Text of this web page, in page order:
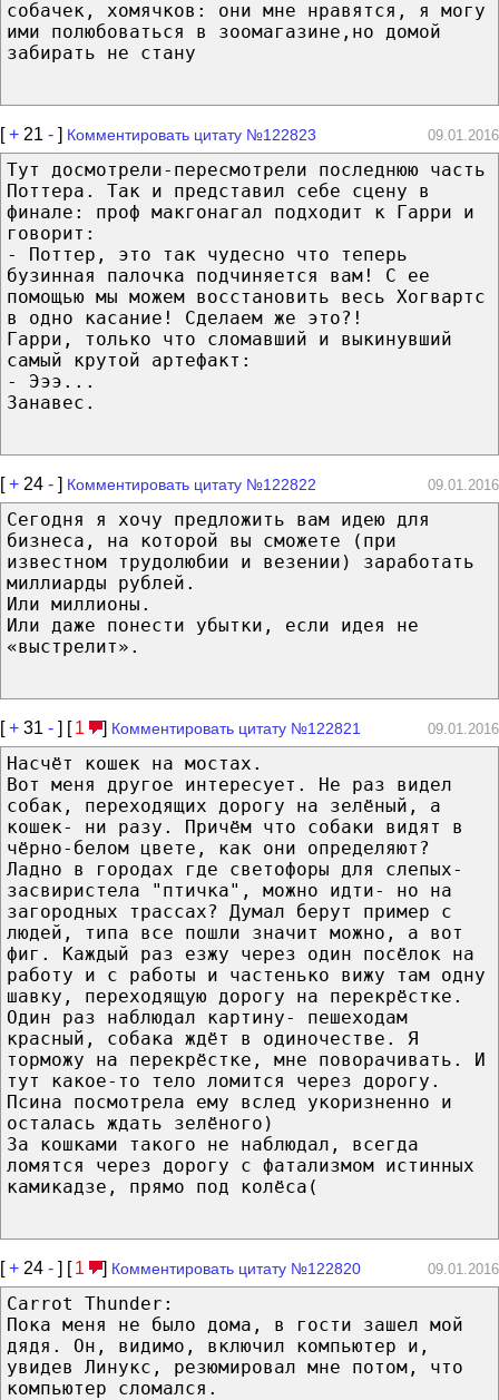
собачек, хомячков: они мне нравятся, я могу
ими полюбоваться в зоомагазине,но домой
забирать не стану
[+ 21 - ] Комментировать цитату №122823 09.01.2016
Тут досмотрели-пересмотрели последнюю часть
Поттера. Так и представил себе сцену в
финале: проф макгонагал подходит к Гарри и
говорит:
- Поттер, это так чудесно что теперь
бузинная палочка подчиняется вам! С ее
помощью мы можем восстановить весь Хогвартс
в одно касание! Сделаем же это?!
Гарри, только что сломавший и выкинувший
самый крутой артефакт:
- Эээ...
Занавес.
[+ 24 - ] Комментировать цитату №122822 09.01.2016
Сегодня я хочу предложить вам идею для
бизнеса, на которой вы сможете (при
известном трудолюбии и везении) заработать
миллиарды рублей.
Или миллионы.
Или даже понести убытки, если идея не
«выстрелит».
[+ 31 - ] [ 1 ] Комментировать цитату №122821 09.01.2016
Насчёт кошек на мостах.
Вот меня другое интересует. Не раз видел
собак, переходящих дорогу на зелёный, а
кошек- ни разу. Причём что собаки видят в
чёрно-белом цвете, как они определяют?
Ладно в городах где светофоры для слепых-
засвиристела "птичка", можно идти- но на
загородных трассах? Думал берут пример с
людей, типа все пошли значит можно, а вот
фиг. Каждый раз езжу через один посёлок на
работу и с работы и частенько вижу там одну
шавку, переходящую дорогу на перекрёстке.
Один раз наблюдал картину- пешеходам
красный, собака ждёт в одиночестве. Я
торможу на перекрёстке, мне поворачивать. И
тут какое-то тело ломится через дорогу.
Псина посмотрела ему вслед укоризненно и
осталась ждать зелёного)
За кошками такого не наблюдал, всегда
ломятся через дорогу с фатализмом истинных
камикадзе, прямо под колёса(
[+ 24 - ] [ 1 ] Комментировать цитату №122820 09.01.2016
Carrot Thunder:
Пока меня не было дома, в гости зашел мой
дядя. Он, видимо, включил компьютер и,
увидев Линукс, резюмировал мне потом, что
компьютер сломался.